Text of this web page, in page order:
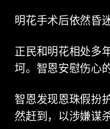
明花手术后依然昏
正民和明花相处多
坷。智恩安慰伤心
智恩发现恩珠假扮
然赶到，以涉嫌谋